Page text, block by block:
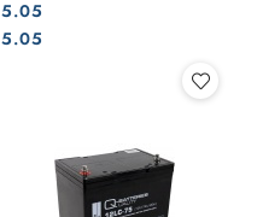
Cena:
5.05
Cena:
5.05